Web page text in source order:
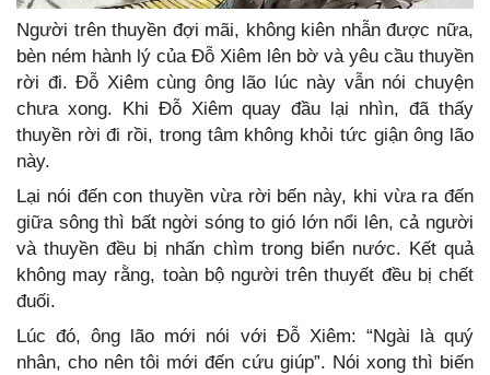
Người trên thuyền đợi mãi, không kiên nhẫn được nữa,
bèn ném hành lý của Đỗ Xiêm lên bờ và yêu cầu thuyền
rời đi. Đỗ Xiêm cùng ông lão lúc này vẫn nói chuyện
chưa xong. Khi Đỗ Xiêm quay đầu lại nhìn, đã thấy
thuyền rời đi rồi, trong tâm không khỏi tức giận ông lão
này.
Lại nói đến con thuyền vừa rời bến này, khi vừa ra đến
giữa sông thì bất ngời sóng to gió lớn nổi lên, cả người
và thuyền đều bị nhấn chìm trong biển nước. Kết quả
không may rằng, toàn bộ người trên thuyết đều bị chết
đuối.
Lúc đó, ông lão mới nói với Đỗ Xiêm: “Ngài là quý
nhân, cho nên tôi mới đến cứu giúp”. Nói xong thì biến